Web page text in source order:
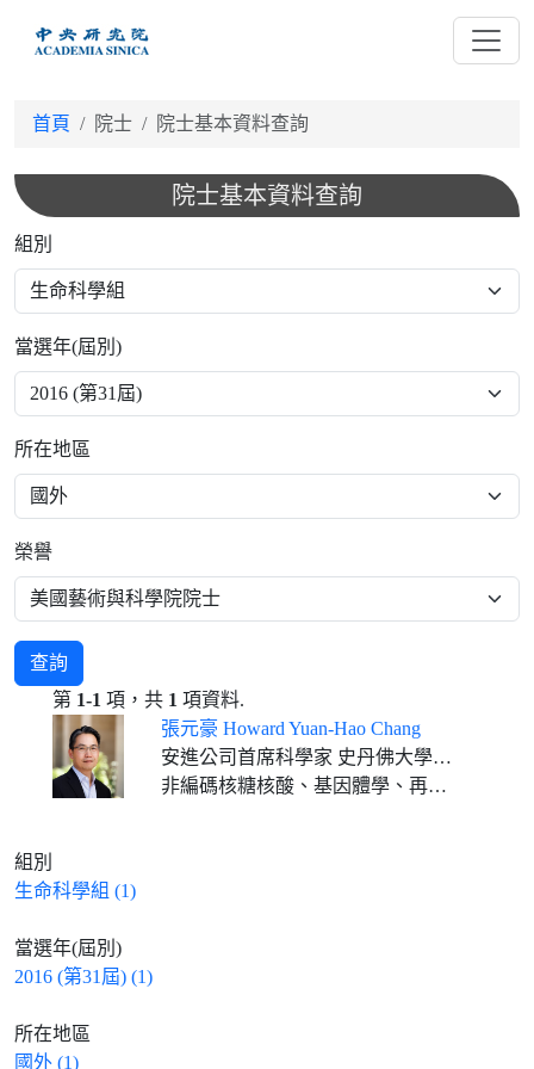
首頁 院士 院士基本資料查詢
院士基本資料查詢
組別
當選年(屆別)
所在地區
榮譽
查詢
第 1-1 項，共 1 項資料.
張元豪 Howard Yuan-Hao Chang
安進公司首席科學家 史丹佛大學教授
非編碼核糖核酸、基因體學、再生醫學
組別
生命科學組 (1)
當選年(屆別)
2016 (第31屆) (1)
所在地區
國外 (1)